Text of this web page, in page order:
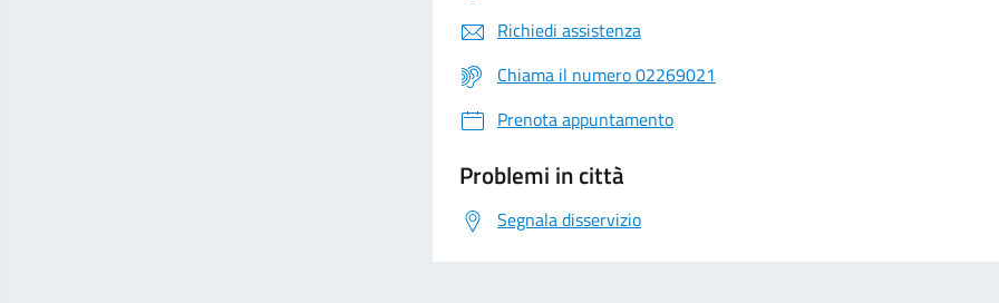
Richiedi assistenza
Chiama il numero 02269021
Prenota appuntamento
Problemi in città
Segnala disservizio